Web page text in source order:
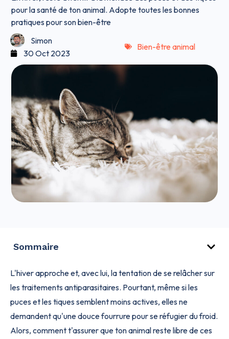
pour la santé de ton animal. Adopte toutes les bonnes
pratiques pour son bien-être
Simon
30 Oct 2023
Bien-être animal
Sommaire
L'hiver approche et, avec lui, la tentation de se relâcher sur
les traitements antiparasitaires. Pourtant, même si les
puces et les tiques semblent moins actives, elles ne
demandent qu'une douce fourrure pour se réfugier du froid.
Alors, comment t'assurer que ton animal reste libre de ces